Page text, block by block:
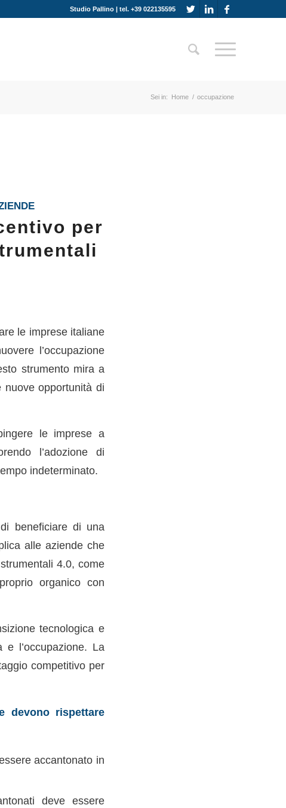
Studio Pallino | tel. +39 022135595
Sei in: Home / occupazione
per
le imprese italiane
l’occupazione
strumento mira a
opportunità di
le imprese a
l’adozione di
indeterminato.
beneficiare di una
alle aziende che
4.0, come
organico con
tecnologica e
l’occupazione. La
competitivo per
devono rispettare
accantonato in
deve essere